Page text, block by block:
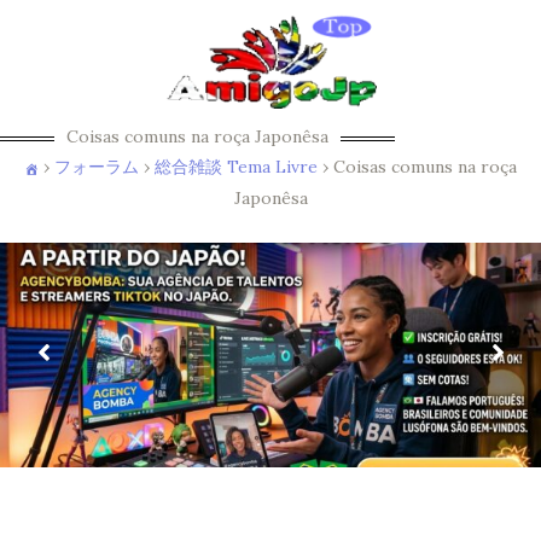
Coisas comuns na roça Japonêsa
› フォーラム › 総合雑談 Tema Livre › Coisas comuns na roça
Japonêsa